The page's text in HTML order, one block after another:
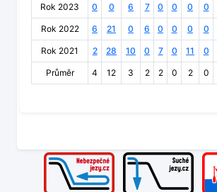
Rok 2023 0 0 6 7 0 0 0 0
Rok 2022 6 21 0 6 0 0 0 0
Rok 2021 2 28 10 0 7 0 11 0
Průměr 4 12 3 2 2 0 2 0